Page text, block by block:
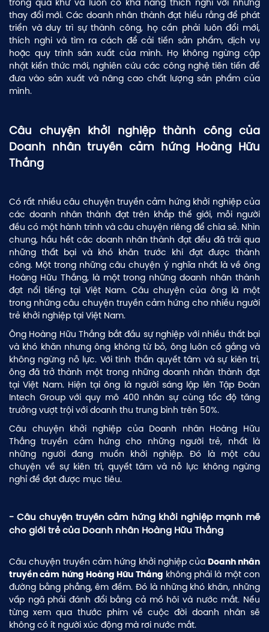
DỰ ÁN
CỘNG ĐỒNG
LIÊN HỆ
trong quá khứ và luôn có khả năng thích nghi với những
thay đổi mới. Các doanh nhân thành đạt hiểu rằng để phát
triển và duy trì sự thành công, họ cần phải luôn đổi mới,
thích nghi và tìm ra cách để cải tiến sản phẩm, dịch vụ
hoặc quy trình sản xuất của mình. Họ không ngừng cập
nhật kiến thức mới, nghiên cứu các công nghệ tiên tiến để
đưa vào sản xuất và nâng cao chất lượng sản phẩm của
mình.
Câu chuyện khởi nghiệp thành công của
Doanh nhân truyền cảm hứng Hoàng Hữu
Thắng
Có rất nhiều câu chuyện truyền cảm hứng khởi nghiệp của
các doanh nhân thành đạt trên khắp thế giới, mỗi người
đều có một hành trình và câu chuyện riêng để chia sẻ. Nhìn
chung, hầu hết các doanh nhân thành đạt đều đã trải qua
những thất bại và khó khăn trước khi đạt được thành
công. Một trong những câu chuyện ý nghĩa nhất là về ông
Hoàng Hữu Thắng, là một trong những doanh nhân thành
đạt nổi tiếng tại Việt Nam. Câu chuyện của ông là một
trong những câu chuyện truyền cảm hứng cho nhiều người
trẻ khởi nghiệp tại Việt Nam.
Ông Hoàng Hữu Thắng bắt đầu sự nghiệp với nhiều thất bại
và khó khăn nhưng ông không từ bỏ, ông luôn cố gắng và
không ngừng nỗ lực. Với tinh thần quyết tâm và sự kiên trì,
ông đã trở thành một trong những doanh nhân thành đạt
tại Việt Nam. Hiện tại ông là người sáng lập lên Tập Đoàn
Intech Group với quy mô 400 nhân sự cùng tốc độ tăng
trưởng vượt trội với doanh thu trung bình trên 50%.
Câu chuyện khởi nghiệp của Doanh nhân Hoàng Hữu
Thắng truyền cảm hứng cho những người trẻ, nhất là
những người đang muốn khởi nghiệp. Đó là một câu
chuyện về sự kiên trì, quyết tâm và nỗ lực không ngừng
nghỉ để đạt được mục tiêu.
- Câu chuyện truyền cảm hứng khởi nghiệp mạnh mẽ
cho giới trẻ của Doanh nhân Hoàng Hữu Thắng
Câu chuyện truyền cảm hứng khởi nghiệp của Doanh nhân
truyền cảm hứng Hoàng Hữu Thắng không phải là một con
đường bằng phẳng, êm đềm. Đó là những khó khăn, những
vấp ngã phải đánh đổi bằng cả mồ hôi và nước mắt. Nếu
từng xem qua thước phim về cuộc đời doanh nhân sẽ
không có ít người xúc động mà rơi nước mắt.
Gửi đi
Cảm ơn bạn đã gửi câu hỏi đến
hoanghuuthang